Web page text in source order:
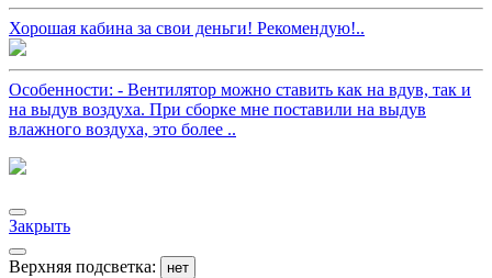
Хорошая кабина за свои деньги! Рекомендую!..
Особенности: - Вентилятор можно ставить как на вдув, так и
на выдув воздуха. При сборке мне поставили на выдув
влажного воздуха, это более ..
Закрыть
Верхняя подсветка: нет